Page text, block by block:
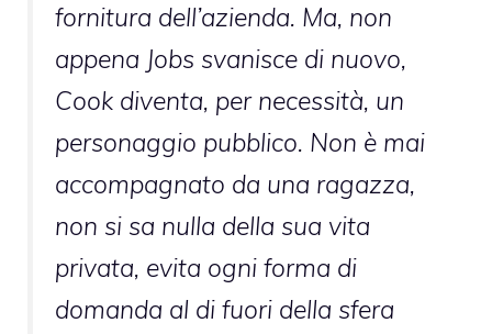
fornitura dell’azienda. Ma, non
appena Jobs svanisce di nuovo,
Cook diventa, per necessità, un
personaggio pubblico. Non è mai
accompagnato da una ragazza,
non si sa nulla della sua vita
privata, evita ogni forma di
domanda al di fuori della sfera